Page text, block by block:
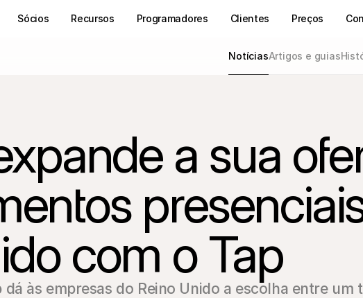
Sócios Recursos Programadores Clientes Preços
NotíciasArtigos e guias
a sua
com o Tap
às empresas do Reino Unido a escolha entre um